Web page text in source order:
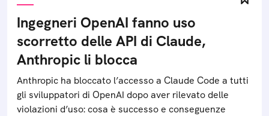
Ingegneri OpenAI fanno uso
scorretto delle API di Claude,
Anthropic li blocca
Anthropic ha bloccato l’accesso a Claude Code a tutti
gli sviluppatori di OpenAI dopo aver rilevato delle
violazioni d’uso: cosa è successo e conseguenze